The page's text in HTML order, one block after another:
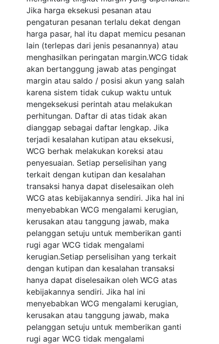
Jika harga eksekusi pesanan atau
pengaturan pesanan terlalu dekat dengan
harga pasar, hal itu dapat memicu pesanan
lain (terlepas dari jenis pesanannya) atau
menghasilkan peringatan margin.WCG tidak
akan bertanggung jawab atas pengingat
margin atau saldo / posisi akun yang salah
karena sistem tidak cukup waktu untuk
mengeksekusi perintah atau melakukan
perhitungan. Daftar di atas tidak akan
dianggap sebagai daftar lengkap. Jika
terjadi kesalahan kutipan atau eksekusi,
WCG berhak melakukan koreksi atau
penyesuaian. Setiap perselisihan yang
terkait dengan kutipan dan kesalahan
transaksi hanya dapat diselesaikan oleh
WCG atas kebijakannya sendiri. Jika hal ini
menyebabkan WCG mengalami kerugian,
kerusakan atau tanggung jawab, maka
pelanggan setuju untuk memberikan ganti
rugi agar WCG tidak mengalami
kerugian.Setiap perselisihan yang terkait
dengan kutipan dan kesalahan transaksi
hanya dapat diselesaikan oleh WCG atas
kebijakannya sendiri. Jika hal ini
menyebabkan WCG mengalami kerugian,
kerusakan atau tanggung jawab, maka
pelanggan setuju untuk memberikan ganti
rugi agar WCG tidak mengalami